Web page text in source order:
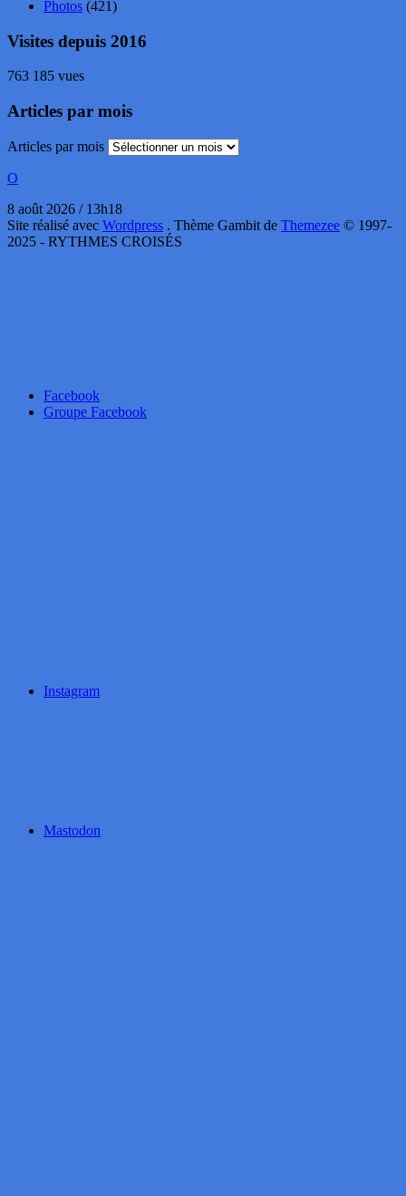
Photos (421)
Visites depuis 2016
763 185 vues
Articles par mois
Articles par mois
O
8 août 2026 / 13h18
Site réalisé avec Wordpress . Thème Gambit de Themezee © 1997-
2025 - RYTHMES CROISÉS
Facebook
Groupe Facebook
Instagram
Mastodon